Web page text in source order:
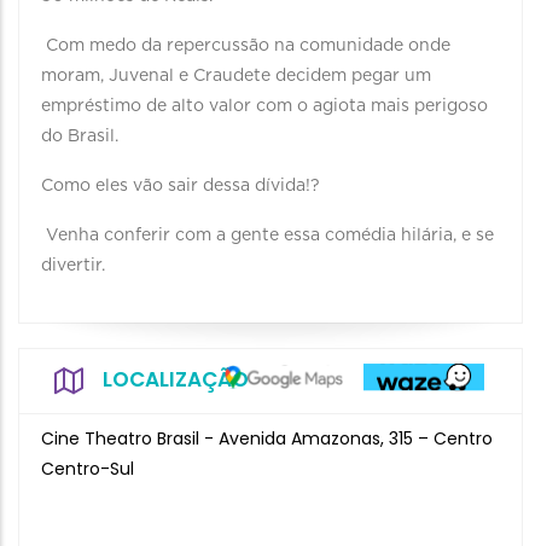
Com medo da repercussão na comunidade onde
moram, Juvenal e Craudete decidem pegar um
empréstimo de alto valor com o agiota mais perigoso
do Brasil.
Como eles vão sair dessa dívida!?
Venha conferir com a gente essa comédia hilária, e se
divertir.
LOCALIZAÇÃO
Cine Theatro Brasil - Avenida Amazonas, 315 – Centro
Centro-Sul